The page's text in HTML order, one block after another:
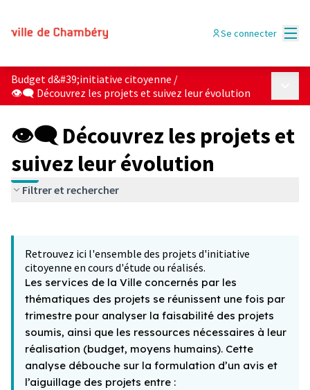
Se connecter
Budget d&#39;initiative citoyenne /
👁‍🗨 Découvrez les projets et suivez leur évolution
👁‍🗨 Découvrez les projets et
suivez leur évolution
Filtrer et rechercher
−
Retrouvez ici l'ensemble des projets d'initiative
citoyenne en cours d'étude ou réalisés.
Les services de la Ville concernés par les
thématiques des projets se réunissent une fois par
trimestre pour analyser la faisabilité des projets
soumis, ainsi que les ressources nécessaires à leur
réalisation (budget, moyens humains). Cette
analyse débouche sur la formulation d’un avis et
l’aiguillage des projets entre :